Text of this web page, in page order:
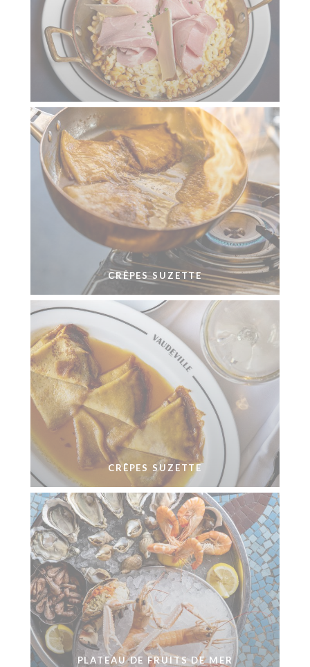
CRÊPES SUZETTE
CRÊPES SUZETTE
PLATEAU DE FRUITS DE MER